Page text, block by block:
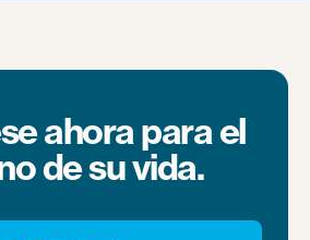
ahora para el
de su vida.